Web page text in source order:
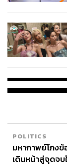
POLITICS
มหากาพย์โกง
เดินหน้าสู่จุดจ